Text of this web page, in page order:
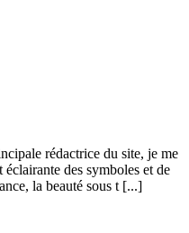
rédactrice du site, je me
des symboles et de
la beauté sous t [...]